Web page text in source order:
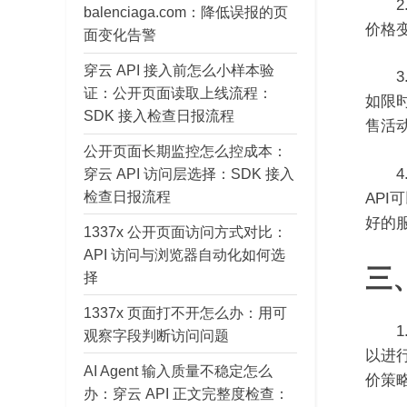
2.价
价格
3.促
如限
售活
4.评
API
好的
三
1.竞
以进
价策
balenciaga.com：降低误报的页
面变化告警
穿云 API 接入前怎么小样本验
证：公开页面读取上线流程：
SDK 接入检查日报流程
公开页面长期监控怎么控成本：
穿云 API 访问层选择：SDK 接入
检查日报流程
1337x 公开页面访问方式对比：
API 访问与浏览器自动化如何选
择
1337x 页面打不开怎么办：用可
观察字段判断访问问题
AI Agent 输入质量不稳定怎么
办：穿云 API 正文完整度检查：